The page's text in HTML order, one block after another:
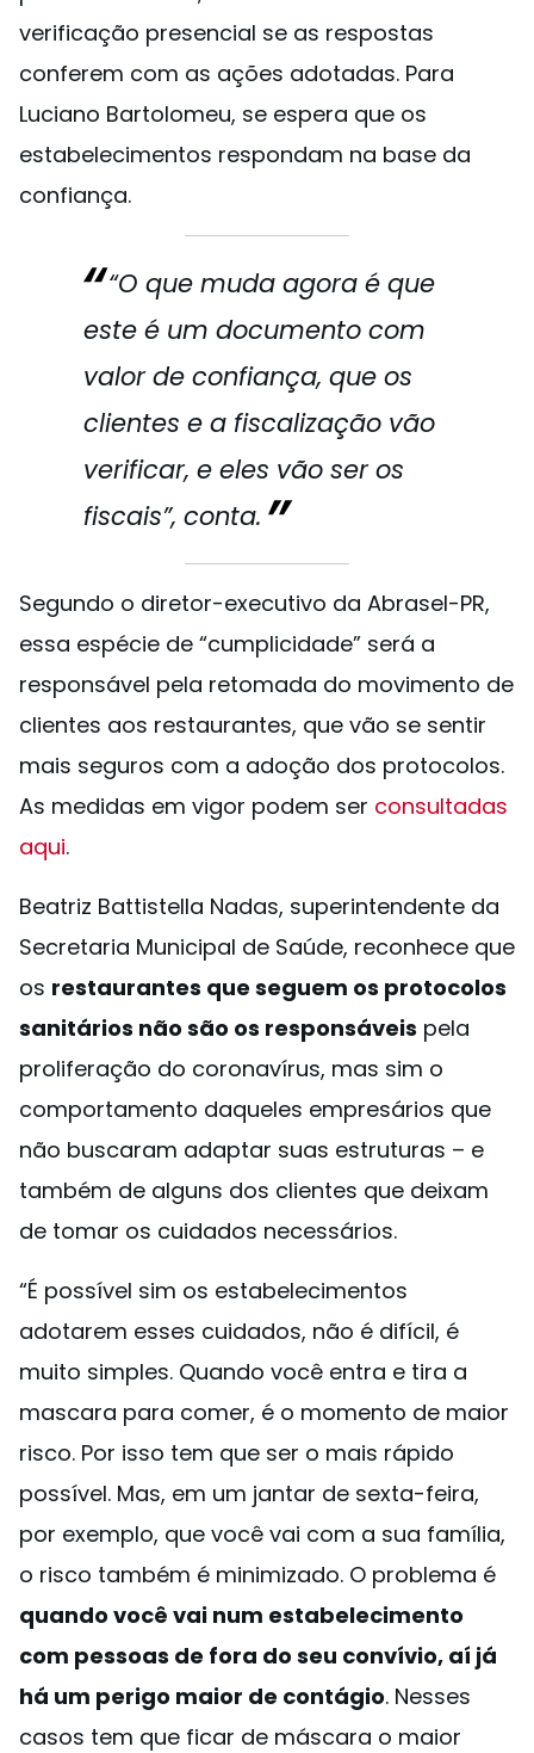
verificação presencial se as respostas
conferem com as ações adotadas. Para
Luciano Bartolomeu, se espera que os
estabelecimentos respondam na base da
confiança.
“O que muda agora é que
este é um documento com
valor de confiança, que os
clientes e a fiscalização vão
verificar, e eles vão ser os
fiscais”, conta.
Segundo o diretor-executivo da Abrasel-PR,
essa espécie de “cumplicidade” será a
responsável pela retomada do movimento de
clientes aos restaurantes, que vão se sentir
mais seguros com a adoção dos protocolos.
As medidas em vigor podem ser consultadas
aqui.
Beatriz Battistella Nadas, superintendente da
Secretaria Municipal de Saúde, reconhece que
os restaurantes que seguem os protocolos
sanitários não são os responsáveis pela
proliferação do coronavírus, mas sim o
comportamento daqueles empresários que
não buscaram adaptar suas estruturas – e
também de alguns dos clientes que deixam
de tomar os cuidados necessários.
“É possível sim os estabelecimentos
adotarem esses cuidados, não é difícil, é
muito simples. Quando você entra e tira a
mascara para comer, é o momento de maior
risco. Por isso tem que ser o mais rápido
possível. Mas, em um jantar de sexta-feira,
por exemplo, que você vai com a sua família,
o risco também é minimizado. O problema é
quando você vai num estabelecimento
com pessoas de fora do seu convívio, aí já
há um perigo maior de contágio. Nesses
casos tem que ficar de máscara o maior